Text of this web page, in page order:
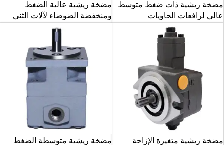
مضخة ريشية ذات ضغط متوسط
عالي لرافعات الحاويات
مضخة ريشية عالية الضغط
ومنخفضة الضوضاء لآلات الثني
مضخة ريشية متغيرة الإزاحة
مضخة ريشية متوسطة الضغط